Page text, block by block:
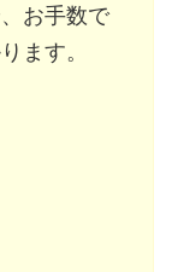
お手数で
ます。